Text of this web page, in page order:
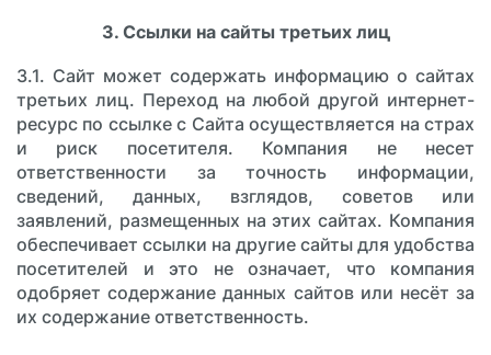
3. Ссылки на сайты третьих лиц
3.1. Сайт может содержать информацию о сайтах
третьих лиц. Переход на любой другой интернет-
ресурс по ссылке с Сайта осуществляется на страх
и риск посетителя. Компания не несет
ответственности за точность информации,
сведений, данных, взглядов, советов или
заявлений, размещенных на этих сайтах. Компания
обеспечивает ссылки на другие сайты для удобства
посетителей и это не означает, что компания
одобряет содержание данных сайтов или несёт за
их содержание ответственность.